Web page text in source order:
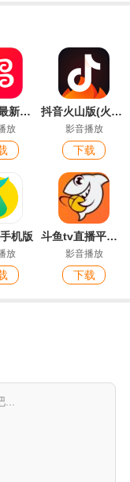
唱吧App最新版本
放
抖音火山版(火山小视频)最新版
影音播放
下载
机版
放
斗鱼tv直播平台最新版
影音播放
下载